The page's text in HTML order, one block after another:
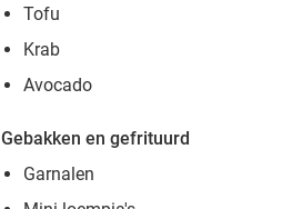
Tofu
Krab
Avocado
Gebakken en gefrituurd
Garnalen